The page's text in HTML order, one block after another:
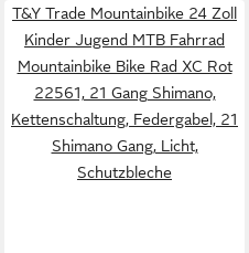
T&Y Trade Mountainbike 24 Zoll
Kinder Jugend MTB Fahrrad
Mountainbike Bike Rad XC Rot
22561, 21 Gang Shimano,
Kettenschaltung, Federgabel, 21
Shimano Gang, Licht,
Schutzbleche